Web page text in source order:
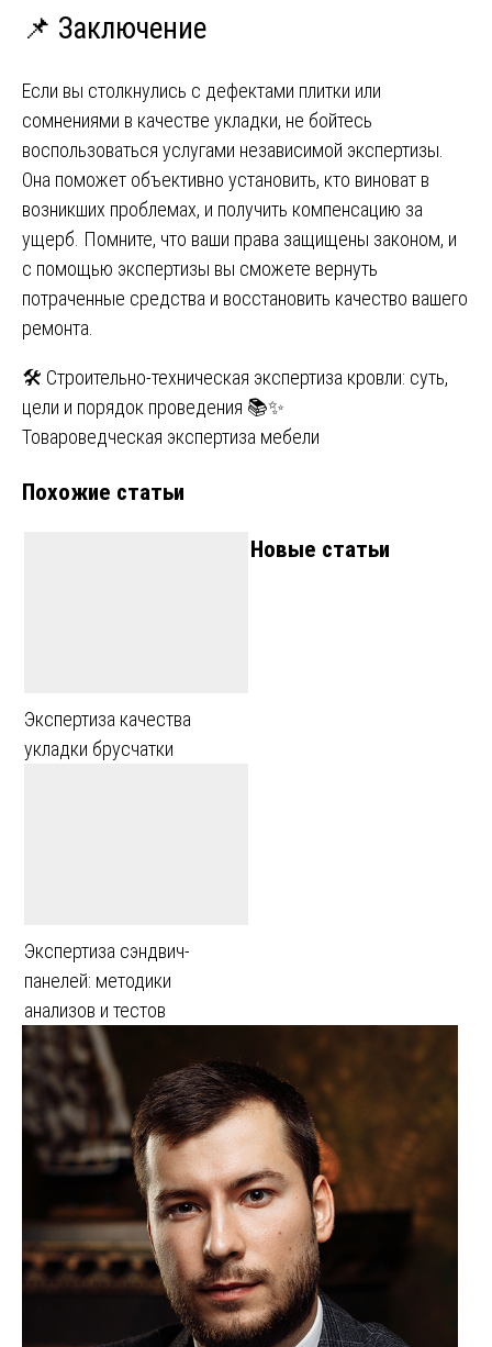
📌 Заключение
Если вы столкнулись с дефектами плитки или
сомнениями в качестве укладки, не бойтесь
воспользоваться услугами независимой экспертизы.
Она поможет объективно установить, кто виноват в
возникших проблемах, и получить компенсацию за
ущерб. Помните, что ваши права защищены законом, и
с помощью экспертизы вы сможете вернуть
потраченные средства и восстановить качество вашего
ремонта.
Навигация
по
🛠️ Строительно-техническая экспертиза кровли: суть,
цели и порядок проведения 📚✨
Товароведческая экспертиза мебели
Похожие статьи
Экспертиза качества
укладки брусчатки
Экспертиза сэндвич-
панелей: методики
анализов и тестов
Новые статьи